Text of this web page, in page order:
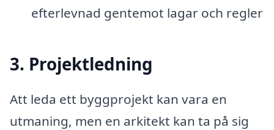
efterlevnad gentemot lagar och regler
3. Projektledning
Att leda ett byggprojekt kan vara en
utmaning, men en arkitekt kan ta på sig